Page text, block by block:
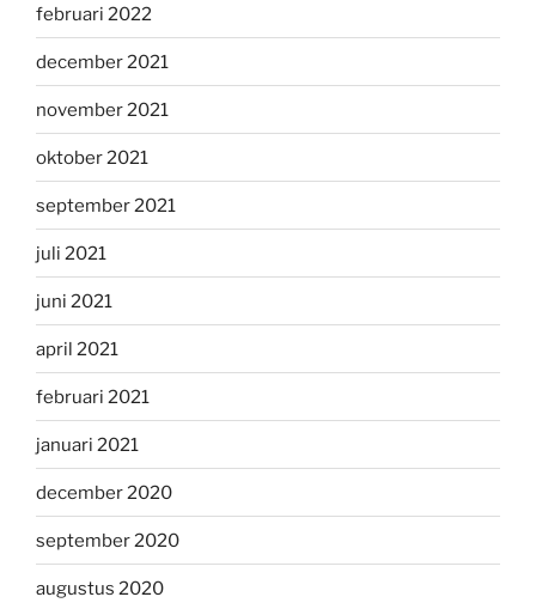
februari 2022
december 2021
november 2021
oktober 2021
september 2021
juli 2021
juni 2021
april 2021
februari 2021
januari 2021
december 2020
september 2020
augustus 2020